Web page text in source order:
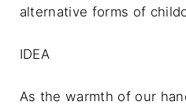
alternative forms of
IDEA
As the warmth of our